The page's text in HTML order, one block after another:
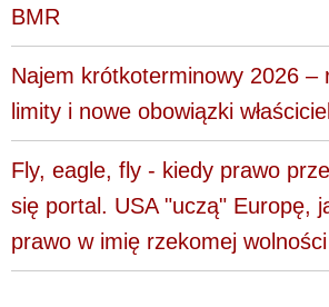
BMR
Najem krótkoterminowy 2026 –
limity i nowe obowiązki
Fly, eagle, fly - kiedy prawo
się portal. USA "uczą" Europę,
prawo w imię rzekomej wolności